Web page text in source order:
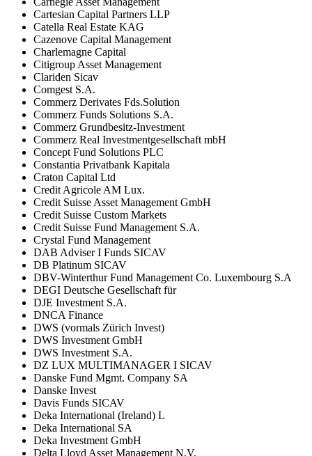
Cartesian Capital Partners LLP
Catella Real Estate KAG
Cazenove Capital Management
Charlemagne Capital
Citigroup Asset Management
Clariden Sicav
Comgest S.A.
Commerz Derivates Fds.Solution
Commerz Funds Solutions S.A.
Commerz Grundbesitz-Investment
Commerz Real Investmentgesellschaft mbH
Concept Fund Solutions PLC
Constantia Privatbank Kapitala
Craton Capital Ltd
Credit Agricole AM Lux.
Credit Suisse Asset Management GmbH
Credit Suisse Custom Markets
Credit Suisse Fund Management S.A.
Crystal Fund Management
DAB Adviser I Funds SICAV
DB Platinum SICAV
DBV-Winterthur Fund Management Co. Luxembourg S.A
DEGI Deutsche Gesellschaft für
DJE Investment S.A.
DNCA Finance
DWS (vormals Zürich Invest)
DWS Investment GmbH
DWS Investment S.A.
DZ LUX MULTIMANAGER I SICAV
Danske Fund Mgmt. Company SA
Danske Invest
Davis Funds SICAV
Deka International (Ireland) L
Deka International SA
Deka Investment GmbH
Delta Lloyd Asset Management N.V.